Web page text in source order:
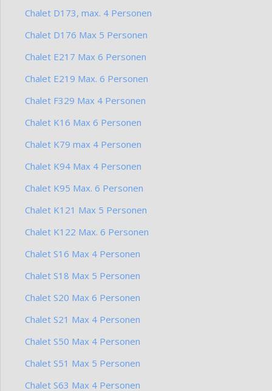
Chalet D173, max. 4 Personen
Chalet D176 Max 5 Personen
Chalet E217 Max 6 Personen
Chalet E219 Max. 6 Personen
Chalet F329 Max 4 Personen
Chalet K16 Max 6 Personen
Chalet K79 max 4 Personen
Chalet K94 Max 4 Personen
Chalet K95 Max. 6 Personen
Chalet K121 Max 5 Personen
Chalet K122 Max. 6 Personen
Chalet S16 Max 4 Personen
Chalet S18 Max 5 Personen
Chalet S20 Max 6 Personen
Chalet S21 Max 4 Personen
Chalet S50 Max 4 Personen
Chalet S51 Max 5 Personen
Chalet S63 Max 4 Personen